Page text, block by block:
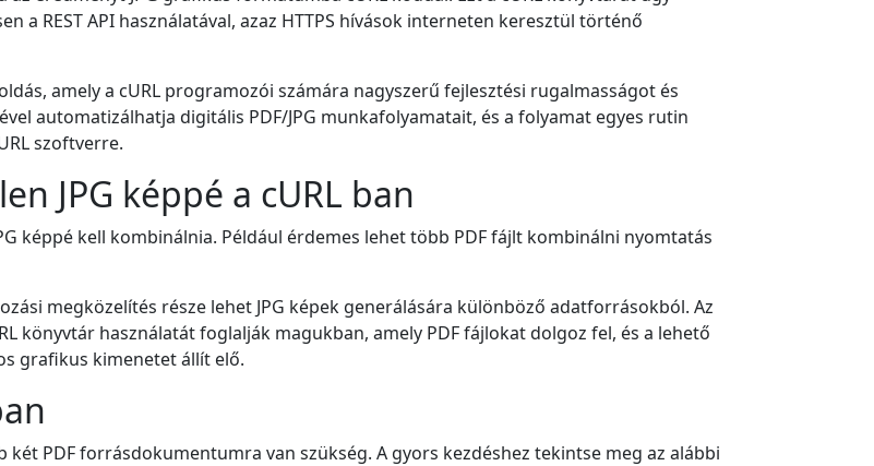
a REST API használatával, azaz HTTPS hívások interneten keresztül történő
amely a cURL programozói számára nagyszerű fejlesztési rugalmasságot és
automatizálhatja digitális PDF/JPG munkafolyamatait, és a folyamat egyes rutin
szoftverre.
JPG képpé a cURL ban
képpé kell kombinálnia. Például érdemes lehet több PDF fájlt kombinálni nyomtatás
megközelítés része lehet JPG képek generálására különböző adatforrásokból. Az
könyvtár használatát foglalják magukban, amely PDF fájlokat dolgoz fel, és a lehető
grafikus kimenetet állít elő.
két PDF forrásdokumentumra van szükség. A gyors kezdéshez tekintse meg az alábbi